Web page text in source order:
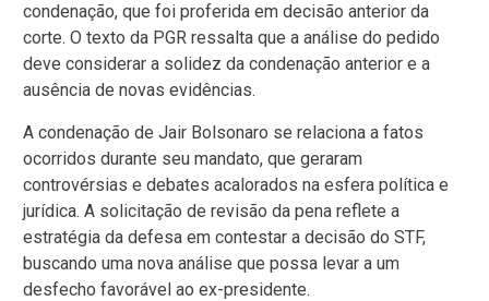
condenação, que foi proferida em decisão anterior da
corte. O texto da PGR ressalta que a análise do pedido
deve considerar a solidez da condenação anterior e a
ausência de novas evidências.
A condenação de Jair Bolsonaro se relaciona a fatos
ocorridos durante seu mandato, que geraram
controvérsias e debates acalorados na esfera política e
jurídica. A solicitação de revisão da pena reflete a
estratégia da defesa em contestar a decisão do STF,
buscando uma nova análise que possa levar a um
desfecho favorável ao ex-presidente.